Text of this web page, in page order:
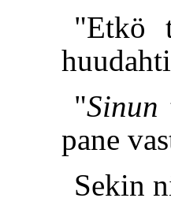
"Etkö
"Sinun
pane
Sekin